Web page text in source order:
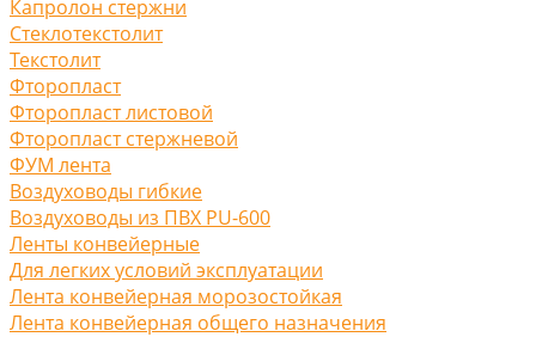
Капролон стержни
Стеклотекстолит
Текстолит
Фторопласт
Фторопласт листовой
Фторопласт стержневой
ФУМ лента
Воздуховоды гибкие
Воздуховоды из ПВХ PU-600
Ленты конвейерные
Для легких условий эксплуатации
Лента конвейерная морозостойкая
Лента конвейерная общего назначения